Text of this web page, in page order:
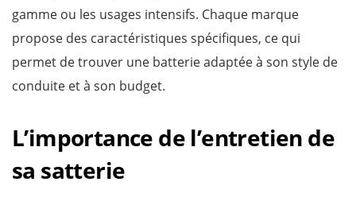
gamme ou les usages intensifs. Chaque marque
propose des caractéristiques spécifiques, ce qui
permet de trouver une batterie adaptée à son style de
conduite et à son budget.
L’importance de l’entretien de
sa satterie